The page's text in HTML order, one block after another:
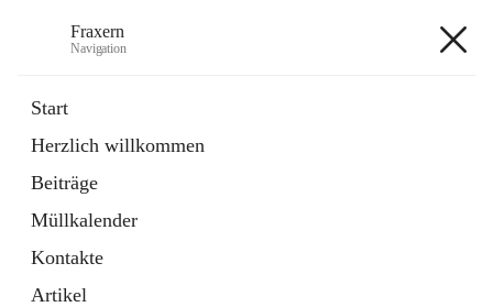
Fraxern
Navigation
Start
Herzlich willkommen
Beiträge
Müllkalender
Kontakte
Artikel
Ordner
in
Tab
Formulare
Artikel
öffnet
in
neuem
Tab